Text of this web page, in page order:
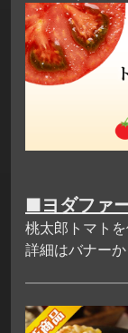
■ヨダファ
桃太郎トマト
詳細はバナーか